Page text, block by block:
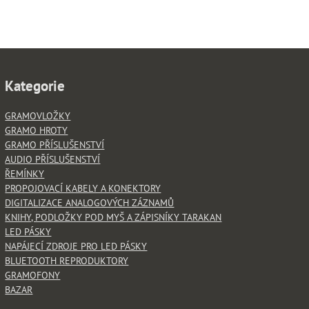
Kategorie
GRAMOVLOŽKY
GRAMO HROTY
GRAMO PŘÍSLUŠENSTVÍ
AUDIO PŘÍSLUŠENSTVÍ
ŘEMÍNKY
PROPOJOVACÍ KABELY A KONEKTORY
DIGITALIZACE ANALOGOVÝCH ZÁZNAMŮ
KNIHY, PODLOŽKY POD MYŠ A ZÁPISNÍKY TARAKAN
LED PÁSKY
NAPÁJECÍ ZDROJE PRO LED PÁSKY
BLUETOOTH REPRODUKTORY
GRAMOFONY
BAZAR